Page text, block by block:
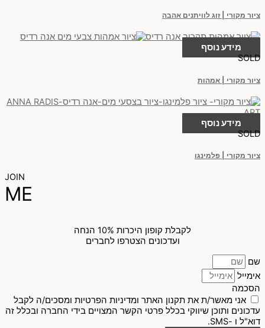
ציור מקורי | זוג לוויתנים אהבה
מידע נוסף
SOLD
ציור מקורי | אמהות
מידע נוסף
SOLD
ציור מקורי | פלמינגו
JOIN
ME
לקבלת קופון היכרות 10% הנחה
ועדכונים הצטרפו לחברים
שם
אימייל
הסכמה
אני מאשר/ת את תקנון האתר ומדיניות הפרטיות ומסכים/ה לקבל
עדכונים ותוכן שיווקי בכלל פרטי הקשר המצויים בידי החברה ובכלל זה
דוא"ל ו -SMS.